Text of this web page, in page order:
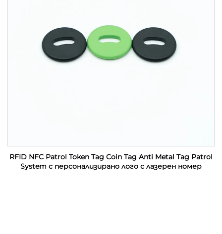
RFID NFC Patrol Token Tag Coin Tag Anti Metal Tag Patrol
System с персонализирано лого с лазерен номер